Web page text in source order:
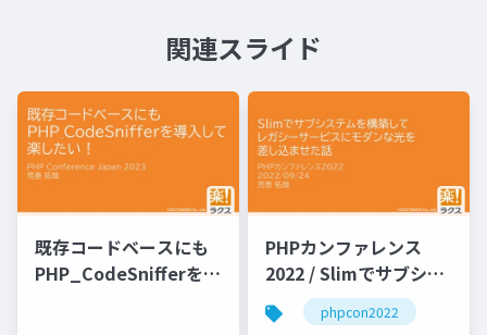
関連スライド
既存コードベースにも
PHP_CodeSnifferを導
PHPカンファレンス
2022 / Slimでサブシス
テムを構築してレガシ
ーサービスにモダンな
phpcon2022